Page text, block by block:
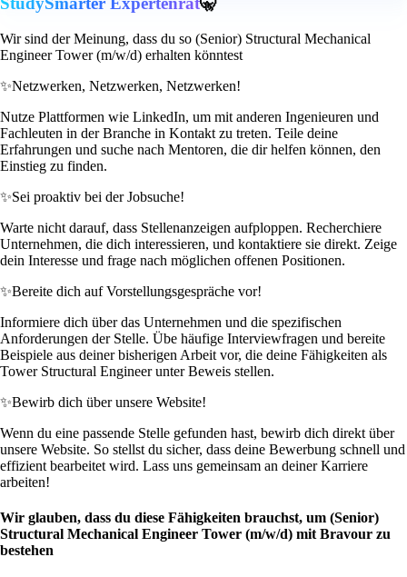
Wir sind der Meinung, dass du so (Senior) Structural Mechanical
Engineer Tower (m/w/d) erhalten könntest
✨Netzwerken, Netzwerken, Netzwerken!
Nutze Plattformen wie LinkedIn, um mit anderen Ingenieuren und
Fachleuten in der Branche in Kontakt zu treten. Teile deine
Erfahrungen und suche nach Mentoren, die dir helfen können, den
Einstieg zu finden.
✨Sei proaktiv bei der Jobsuche!
Warte nicht darauf, dass Stellenanzeigen aufploppen. Recherchiere
Unternehmen, die dich interessieren, und kontaktiere sie direkt. Zeige
dein Interesse und frage nach möglichen offenen Positionen.
✨Bereite dich auf Vorstellungsgespräche vor!
Informiere dich über das Unternehmen und die spezifischen
Anforderungen der Stelle. Übe häufige Interviewfragen und bereite
Beispiele aus deiner bisherigen Arbeit vor, die deine Fähigkeiten als
Tower Structural Engineer unter Beweis stellen.
✨Bewirb dich über unsere Website!
Wenn du eine passende Stelle gefunden hast, bewirb dich direkt über
unsere Website. So stellst du sicher, dass deine Bewerbung schnell und
effizient bearbeitet wird. Lass uns gemeinsam an deiner Karriere
arbeiten!
Wir glauben, dass du diese Fähigkeiten brauchst, um (Senior)
Structural Mechanical Engineer Tower (m/w/d) mit Bravour zu
bestehen